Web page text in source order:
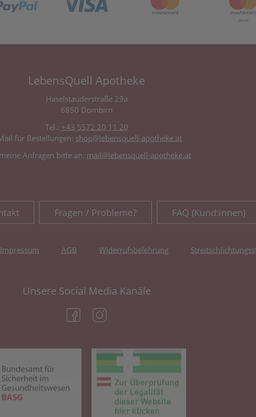
LebensQuell Apotheke
Haselstauderstraße 29a
6850 Dornbirn
Tel.: +43 5572 20 11 20
für Bestellungen: shop@lebensquell-apotheke.at
Anfragen bitte an: mail@lebensquell-apotheke.at
Fragen / Probleme? FAQ (Kund:innen)
Impressum AGB Widerrufsbelehrung
Unsere Social Media Kanäle
(öffnet in neuem Tab)
(öffnet in neuem Tab)